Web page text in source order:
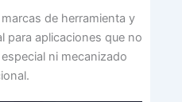
de herramienta y
para aplicaciones que no
ni mecanizado